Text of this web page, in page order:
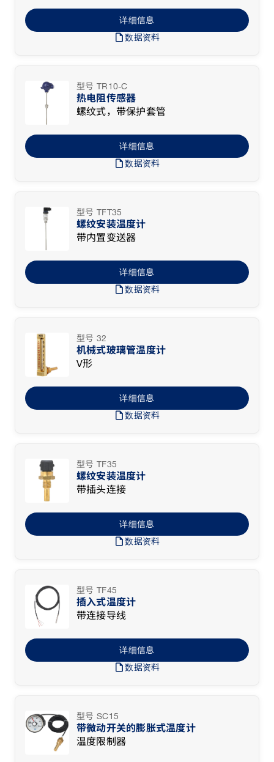
draft数据资料
详细信息
型号 TR10-C
热电阻传感器
螺纹式，带保护套管
draft数据资料
详细信息
型号 TFT35
螺纹安装温度计
带内置变送器
draft数据资料
详细信息
型号 32
机械式玻璃管温度计
V形
draft数据资料
详细信息
型号 TF35
螺纹安装温度计
带插头连接
draft数据资料
详细信息
型号 TF45
插入式温度计
带连接导线
draft数据资料
详细信息
型号 SC15
带微动开关的膨胀式温度计
温度限制器